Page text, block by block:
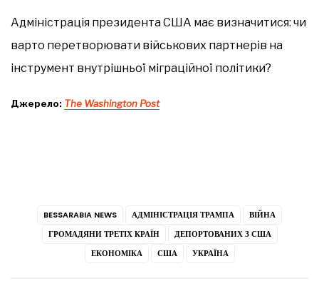
Адміністрація президента США має визначитися: чи
варто перетворювати військових партнерів на
інструмент внутрішньої міграційної політики?
Джерело: The Washington Post
BESSARABIA NEWS АДМІНІСТРАЦІЯ ТРАМПА
ВІЙНА
ГРОМАДЯНИ ТРЕТІХ КРАЇН
ДЕПОРТОВАНИХ З США
ЕКОНОМІКА
США УКРАЇНА